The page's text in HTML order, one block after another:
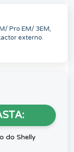
Pro EM/ 3EM,
externo.
do Shelly